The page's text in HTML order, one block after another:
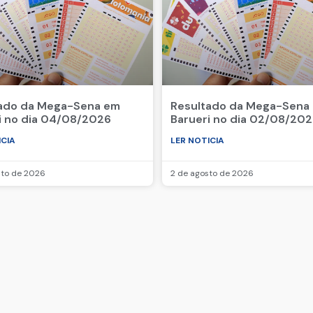
da Mega-Sena em
no dia 04/08/2026
de 2026
Resultado da Mega-Sena
Barueri no dia 02/08/
LER NOTICIA
2 de agosto de 2026